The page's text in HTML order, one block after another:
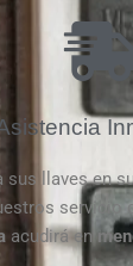
sus llaves en
servicio
acudirá en